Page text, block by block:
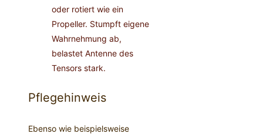
oder rotiert wie ein
Propeller. Stumpft eigene
Wahrnehmung ab,
belastet Antenne des
Tensors stark.
Pflegehinweis
Ebenso wie beispielsweise